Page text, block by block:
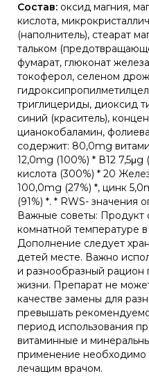
Состав: оксид магния,
кислота,
(наполнитель), стеарат
тальком
фумарат, глюконат
токоферол, селеном
триглицериды, диоксид
синий (краситель),
цианокобаламин,
содержит: 80,0mg
12,0mg (100%) * В12
кислота (300%) * 20
100,0mg (27%) *, цинк
(91%) *. * RWS- значения
Важные советы: Продукт
комнатной температуре
Дополнение следует
детей месте. Важно
и разнообразный рацион
жизни. Препарат не
качестве замены для
превышать
период использования
витаминные и
применение необходимо
лечащим врачом.